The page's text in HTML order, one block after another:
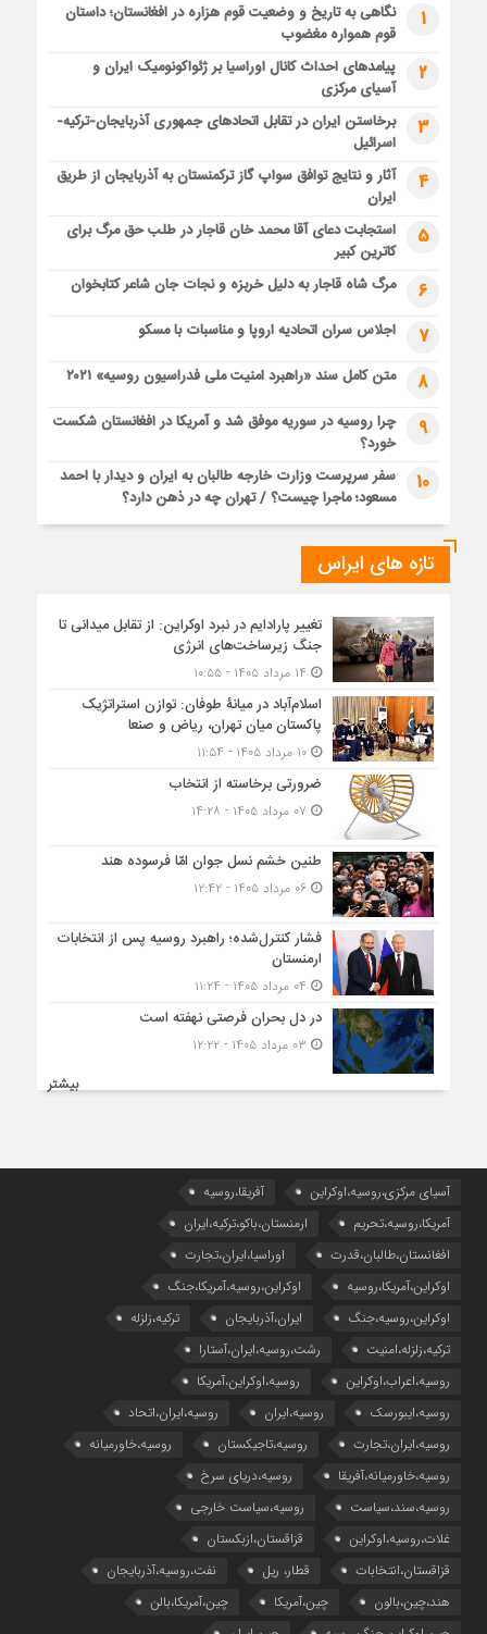
1
نگاهی به تاریخ و وضعیت قوم هزاره در افغانستان؛ داستان
قوم همواره مغضوب
2
پیامدهای احداث کانال اوراسیا بر ژئواکونومیک ایران و
آسیای مرکزی
3
برخاستن ایران در تقابل اتحادهای جمهوری آذربایجان-ترکیه-
اسرائیل
4
آثار و نتایج توافق سواپ گاز ترکمنستان به آذربایجان از طریق
ایران
5
استجابت دعای آقا محمد خان قاجار در طلب حق مرگ برای
کاترین کبیر
6 مرگ شاه قاجار به دلیل خربزه و نجات جان شاعر کتابخوان
7 اجلاس سران اتحادیه اروپا و مناسبات با مسکو
8 متن کامل سند «راهبرد امنیت ملی فدراسیون روسیه» ۲۰۲۱
9
چرا روسیه در سوریه موفق شد و آمریکا در افغانستان شکست
خورد؟
10
سفر سرپرست وزارت خارجه طالبان به ایران و دیدار با احمد
مسعود؛ ماجرا چیست؟ / تهران چه در ذهن دارد؟
تازه های ایراس
تغییر پارادایم در نبرد اوکراین: از تقابل میدانی تا
جنگ زیرساخت‌های انرژی
اسلام‌آباد در میانۀ طوفان: توازن استراتژیک
پاکستان میان تهران، ریاض و صنعا
۱۰ مرداد ۱۴۰۵ - ۱۱:۵۴
ضرورتی برخاسته از انتخاب
طنین خشم نسل جوان امّا فرسوده هند
۰۶ مرداد ۱۴۰۵ - ۱۲:۴۲
فشار کنترل‌شده؛ راهبرد روسیه پس از انتخابات
ارمنستان
در دل بحران فرصتی نهفته است
بیشتر
آسیای مرکزی،روسیه،اوکراین
آفریقا،روسیه
آمریکا،روسیه،تحریم
ارمنستان،باکو،ترکیه،ایران
افغانستان،طالبان،قدرت
اوراسیا،ایران،تجارت
اوکراین،آمریکا،روسیه
اوکراین،روسیه،آمریکا،جنگ
اوکراین،روسیه،جنگ
ایران،آذربایجان
ترکیه،زلزله
ترکیه،زلزله،امنیت
رشت،روسیه،ایران،آستارا
روسیه،اعراب،اوکراین
روسیه،اوکراین،آمریکا
روسیه،ایبورسک
روسیه،ایران
روسیه،ایران،اتحاد
روسیه،ایران،تجارت
روسیه،تاجیکستان
روسیه،خاورمیانه
روسیه،خاورمیانه،آفریقا
روسیه،دریای سرخ
روسیه،سند،سیاست
روسیه،سیاست خارجی
غلات،روسیه،اوکراین
قزاقستان،ازبکستان
قزاقستان،انتخابات
قطار، ریل
نفت،روسیه،آذربایجان
هند،چین،بالون
چین،آمریکا
چین،آمریکا،بالن